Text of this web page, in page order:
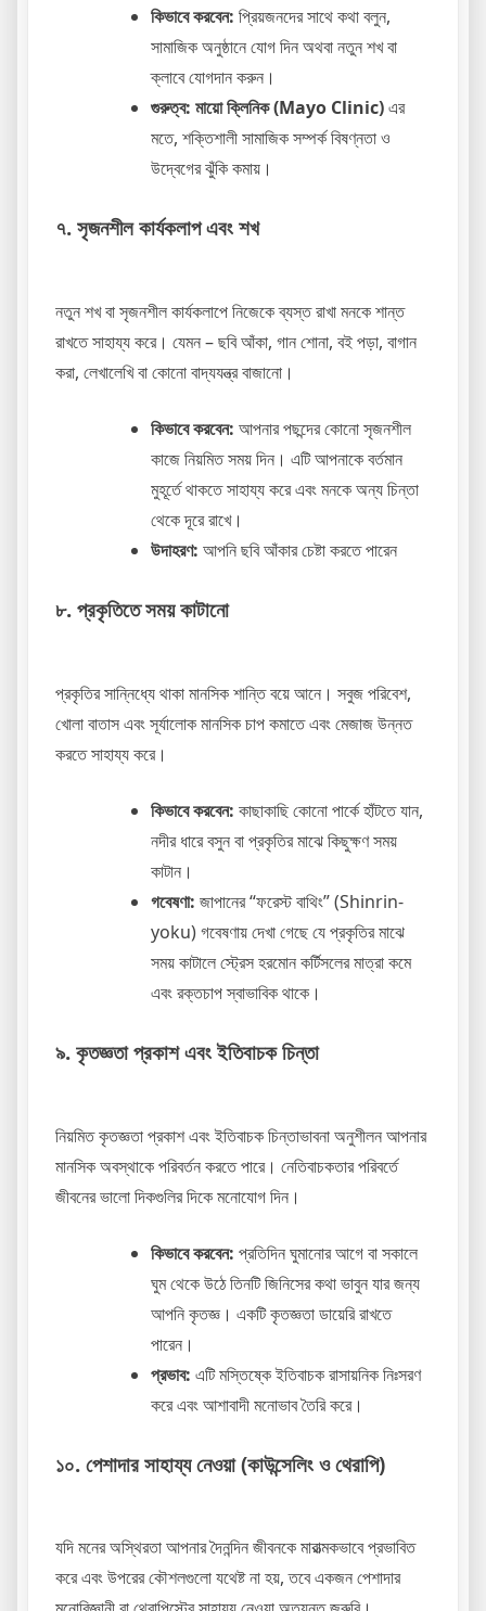
কিভাবে করবেন: প্রিয়জনদের সাথে কথা বলুন,
সামাজিক অনুষ্ঠানে যোগ দিন অথবা নতুন শখ বা
ক্লাবে যোগদান করুন।
গুরুত্ব: মায়ো ক্লিনিক (Mayo Clinic)এর
মতে, শক্তিশালী সামাজিক সম্পর্ক বিষণ্নতা ও
উদ্বেগের ঝুঁকি কমায়।
৭. সৃজনশীল কার্যকলাপ এবং শখ
নতুন শখ বা সৃজনশীল কার্যকলাপে নিজেকে ব্যস্ত রাখা মনকে শান্ত
রাখতে সাহায্য করে। যেমন – ছবি আঁকা, গান শোনা, বই পড়া, বাগান
করা, লেখালেখি বা কোনো বাদ্যযন্ত্র বাজানো।
কিভাবে করবেন: আপনার পছন্দের কোনো সৃজনশীল
কাজে নিয়মিত সময় দিন। এটি আপনাকে বর্তমান
মুহূর্তে থাকতে সাহায্য করে এবং মনকে অন্য চিন্তা
থেকে দূরে রাখে।
উদাহরণ: আপনি ছবি আঁকার চেষ্টা করতে পারেন
৮. প্রকৃতিতে সময় কাটানো
প্রকৃতির সান্নিধ্যে থাকা মানসিক শান্তি বয়ে আনে। সবুজ পরিবেশ,
খোলা বাতাস এবং সূর্যালোক মানসিক চাপ কমাতে এবং মেজাজ উন্নত
করতে সাহায্য করে।
কিভাবে করবেন: কাছাকাছি কোনো পার্কে হাঁটতে যান,
নদীর ধারে বসুন বা প্রকৃতির মাঝে কিছুক্ষণ সময়
কাটান।
গবেষণা: জাপানের “ফরেস্ট বাথিং” (Shinrin-
yoku) গবেষণায় দেখা গেছে যে প্রকৃতির মাঝে
সময় কাটালে স্ট্রেস হরমোন কর্টিসলের মাত্রা কমে
এবং রক্তচাপ স্বাভাবিক থাকে।
৯. কৃতজ্ঞতা প্রকাশ এবং ইতিবাচক চিন্তা
নিয়মিত কৃতজ্ঞতা প্রকাশ এবং ইতিবাচক চিন্তাভাবনা অনুশীলন আপনার
মানসিক অবস্থাকে পরিবর্তন করতে পারে। নেতিবাচকতার পরিবর্তে
জীবনের ভালো দিকগুলির দিকে মনোযোগ দিন।
কিভাবে করবেন: প্রতিদিন ঘুমানোর আগে বা সকালে
ঘুম থেকে উঠে তিনটি জিনিসের কথা ভাবুন যার জন্য
আপনি কৃতজ্ঞ। একটি কৃতজ্ঞতা ডায়েরি রাখতে
পারেন।
প্রভাব: এটি মস্তিষ্কে ইতিবাচক রাসায়নিক নিঃসরণ
করে এবং আশাবাদী মনোভাব তৈরি করে।
১০. পেশাদার সাহায্য নেওয়া (কাউন্সেলিং ও থেরাপি)
যদি মনের অস্থিরতা আপনার দৈনন্দিন জীবনকে মারাত্মকভাবে প্রভাবিত
করে এবং উপরের কৌশলগুলো যথেষ্ট না হয়, তবে একজন পেশাদার